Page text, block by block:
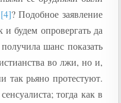
[4]? Подобное заявление
будем опровергать да
шанс показать
во лжи, но и,
так рьяно протестуют.
тогда как в